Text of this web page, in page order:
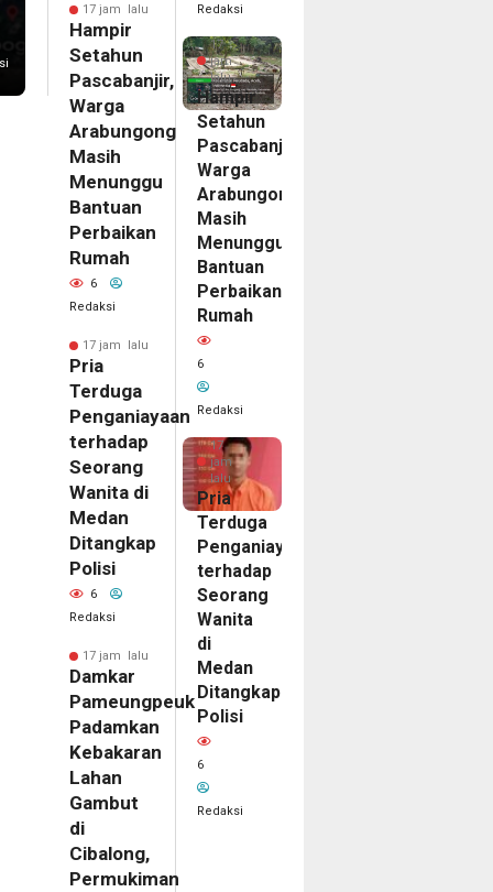
17 jam lalu
Hampir
Setahun
Pascabanjir,
Warga
Arabungong
Masih
Menunggu
Bantuan
Perbaikan
Rumah
6
Redaksi
17 jam lalu
Pria
Terduga
Penganiayaan
terhadap
Seorang
Wanita di
Medan
Ditangkap
Polisi
6
Redaksi
17 jam lalu
Damkar
Pameungpeuk
Padamkan
Kebakaran
Lahan
Gambut
di
Cibalong,
Permukiman
Redaksi
17
jam
lalu
Hampir
Setahun
Pascabanjir,
Warga
Arabungong
Masih
Menunggu
Bantuan
Perbaikan
Rumah
6
Redaksi
17
jam
lalu
Pria
Terduga
Penganiayaan
terhadap
Seorang
Wanita
di
Medan
Ditangkap
Polisi
6
Redaksi